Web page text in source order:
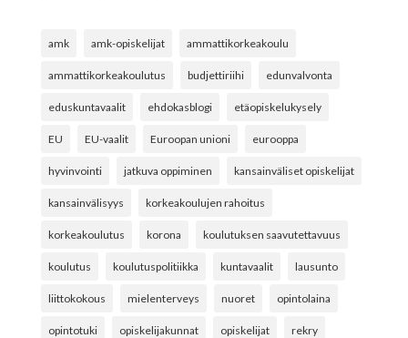
amk amk-opiskelijat ammattikorkeakoulu
ammattikorkeakoulutus budjettiriihi edunvalvonta
eduskuntavaalit ehdokasblogi etäopiskelukysely
EU EU-vaalit Euroopan unioni eurooppa
hyvinvointi jatkuva oppiminen kansainväliset opiskelijat
kansainvälisyys korkeakoulujen rahoitus
korkeakoulutus korona koulutuksen saavutettavuus
koulutus koulutuspolitiikka kuntavaalit lausunto
liittokokous mielenterveys nuoret opintolaina
opintotuki opiskelijakunnat opiskelijat rekry